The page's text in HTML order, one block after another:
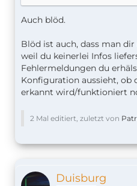
Auch blöd.
Blöd ist auch, dass man
weil du keinerlei Infos
Fehlermeldungen du
Konfiguration aussieht, ob
erkannt wird/funktioniert
2 Mal editiert, zuletzt von
Duisburg